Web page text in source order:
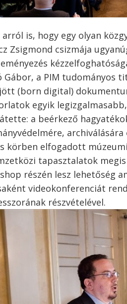
arról is, hogy egy olyan
Zsigmond csizmája
Gábor, a PIM tudományos
(born digital)
egyik
a beérkező
körben elfogadott
tapasztalatok
részén lesz lehetőség
videokonferenciát
részvételével.